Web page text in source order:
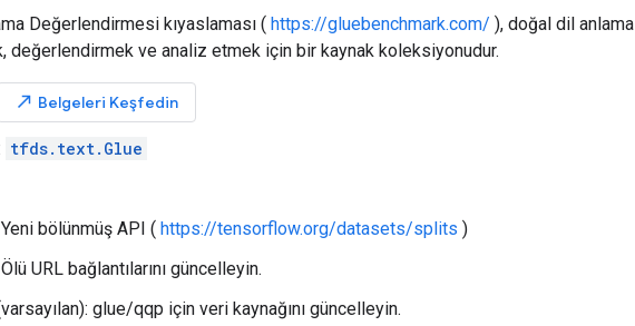
Değerlendirmesi kıyaslaması ( https://gluebenchmark.com/ ), doğal dil anlama
değerlendirmek ve analiz etmek için bir kaynak koleksiyonudur.
north_east Belgeleri Keşfedin
tfds.text.Glue
bölünmüş API ( https://tensorflow.org/datasets/splits )
URL bağlantılarını güncelleyin.
glue/qqp için veri kaynağını güncelleyin.